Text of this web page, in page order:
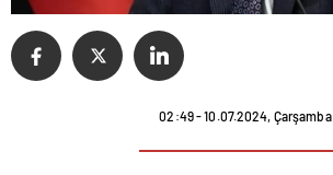
02:49 - 10.07.2024, Çarşamba